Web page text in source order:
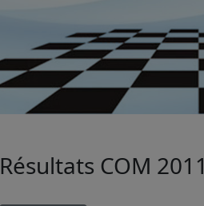
Résultats COM 2011